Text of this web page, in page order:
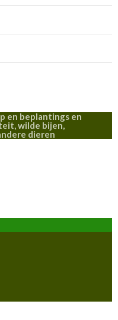
en beplantings en
wilde bijen,
dieren